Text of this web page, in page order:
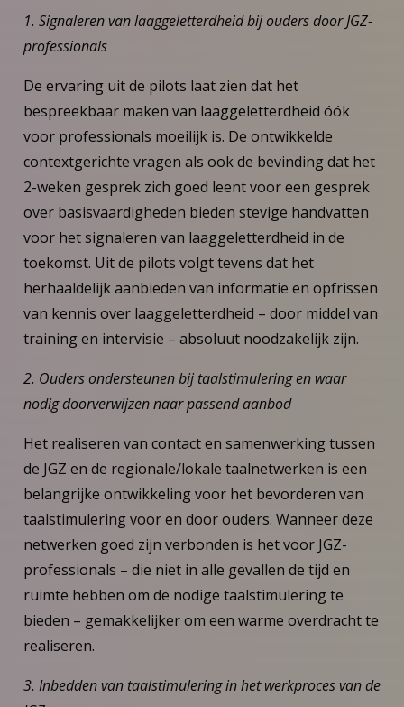
1. Signaleren van laaggeletterdheid bij ouders door JGZ-
professionals
De ervaring uit de pilots laat zien dat het
bespreekbaar maken van laaggeletterdheid óók
voor professionals moeilijk is. De ontwikkelde
contextgerichte vragen als ook de bevinding dat het
2-weken gesprek zich goed leent voor een gesprek
over basisvaardigheden bieden stevige handvatten
voor het signaleren van laaggeletterdheid in de
toekomst. Uit de pilots volgt tevens dat het
herhaaldelijk aanbieden van informatie en opfrissen
van kennis over laaggeletterdheid – door middel van
training en intervisie – absoluut noodzakelijk zijn.
2. Ouders ondersteunen bij taalstimulering en waar
nodig doorverwijzen naar passend aanbod
Het realiseren van contact en samenwerking tussen
de JGZ en de regionale/lokale taalnetwerken is een
belangrijke ontwikkeling voor het bevorderen van
taalstimulering voor en door ouders. Wanneer deze
netwerken goed zijn verbonden is het voor JGZ-
professionals – die niet in alle gevallen de tijd en
ruimte hebben om de nodige taalstimulering te
bieden – gemakkelijker om een warme overdracht te
realiseren.
3. Inbedden van taalstimulering in het werkproces van de